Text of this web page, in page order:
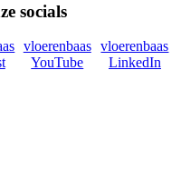
socials
vloerenbaas
YouTube
vloerenbaas
LinkedIn